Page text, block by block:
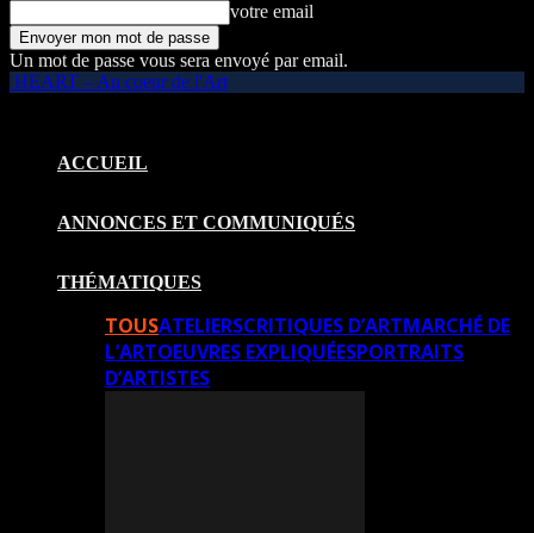
votre email
Un mot de passe vous sera envoyé par email.
HEART – Au coeur de l'Art
ACCUEIL
ANNONCES ET COMMUNIQUÉS
THÉMATIQUES
TOUSATELIERSCRITIQUES D’ARTMARCHÉ DE
L’ARTOEUVRES EXPLIQUÉESPORTRAITS
D’ARTISTES